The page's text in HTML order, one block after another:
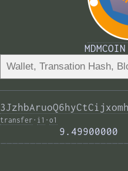
transfer · i1 · o1
          9.49900000